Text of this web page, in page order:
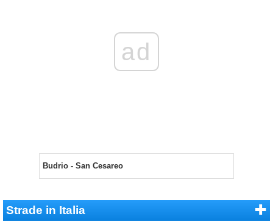
ad
Budrio - San Cesareo
Strade in Italia